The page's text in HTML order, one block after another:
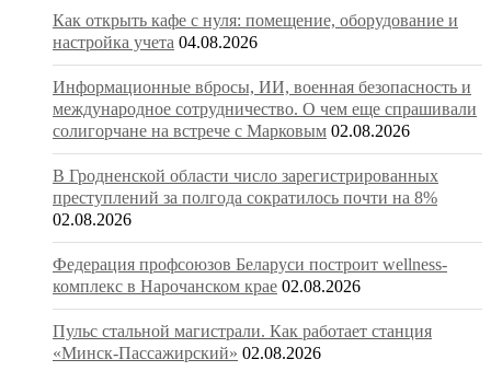
Как открыть кафе с нуля: помещение, оборудование и
настройка учета 04.08.2026
Информационные вбросы, ИИ, военная безопасность и
международное сотрудничество. О чем еще спрашивали
солигорчане на встрече с Марковым 02.08.2026
В Гродненской области число зарегистрированных
преступлений за полгода сократилось почти на 8%
02.08.2026
Федерация профсоюзов Беларуси построит wellness-
комплекс в Нарочанском крае 02.08.2026
Пульс стальной магистрали. Как работает станция
«Минск-Пассажирский» 02.08.2026